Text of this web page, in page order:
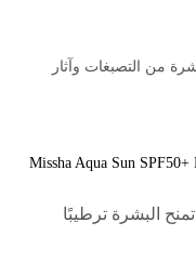
من التصبغات وآثار
تمنح البشرة ترطيبًا